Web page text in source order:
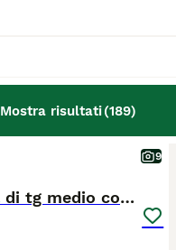
Mostra risultati(189)
9
Luna dolcissima cucciolona di tg medio contenuta